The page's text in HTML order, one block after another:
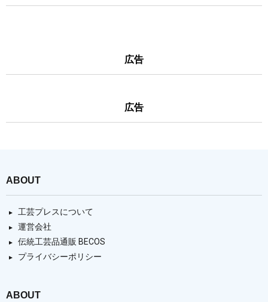
広告
広告
ABOUT
工芸プレスについて
運営会社
伝統工芸品通販 BECOS
プライバシーポリシー
ABOUT